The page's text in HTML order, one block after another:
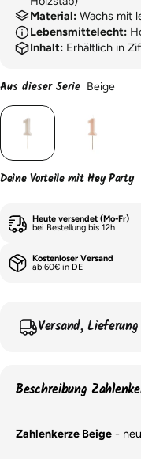
Material: Wachs mit
Lebensmittelecht:
Inhalt: Erhältlich in
Aus dieser Serie Beige
Deine Vorteile mit Hey Party
Heute versendet (Mo-Fr)
bei Bestellung bis 12h
Kostenloser Versand
ab 60€ in DE
Versand,
Beschreibung
Zahlenkerze Beige -